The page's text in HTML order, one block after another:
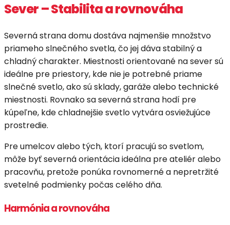
Sever – Stabilita a rovnováha
Severná strana domu dostáva najmenšie množstvo
priameho slnečného svetla, čo jej dáva stabilný a
chladný charakter. Miestnosti orientované na sever sú
ideálne pre priestory, kde nie je potrebné priame
slnečné svetlo, ako sú sklady, garáže alebo technické
miestnosti. Rovnako sa severná strana hodí pre
kúpeľne, kde chladnejšie svetlo vytvára osviežujúce
prostredie.
Pre umelcov alebo tých, ktorí pracujú so svetlom,
môže byť severná orientácia ideálna pre ateliér alebo
pracovňu, pretože ponúka rovnomerné a nepretržité
svetelné podmienky počas celého dňa.
Harmónia a rovnováha